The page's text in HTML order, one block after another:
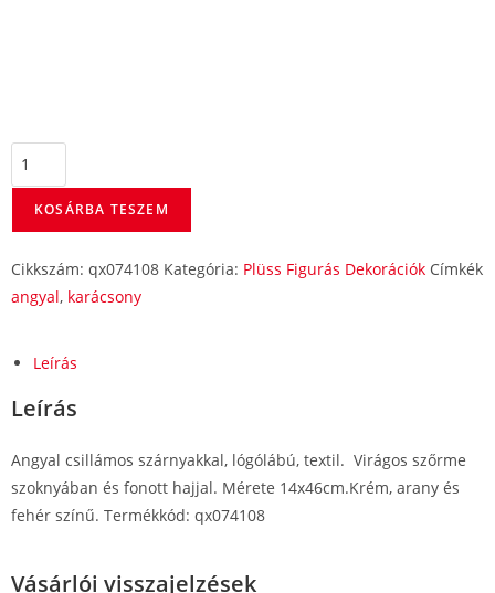
KOSÁRBA TESZEM
Cikkszám: qx074108 Kategória: Plüss Figurás Dekorációk Címkék
angyal, karácsony
Leírás
Leírás
Angyal csillámos szárnyakkal, lógólábú, textil. Virágos szőrme
szoknyában és fonott hajjal. Mérete 14x46cm.Krém, arany és
fehér színű. Termékkód: qx074108
Vásárlói visszajelzések